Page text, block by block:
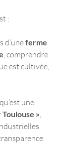
:
d’une ferme
, comprendre
est cultivée,
une
»